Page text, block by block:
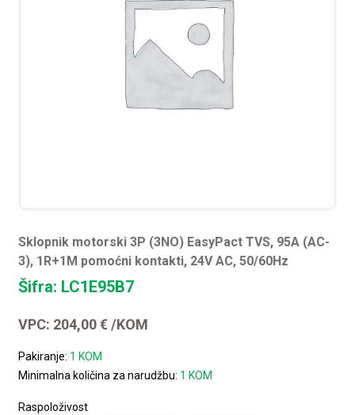
Sklopnik motorski 3P (3NO) EasyPact TVS, 95A (AC-
3), 1R+1M pomoćni kontakti, 24V AC, 50/60Hz
Šifra: LC1E95B7
VPC: 204,00€ /KOM
Pakiranje: 1 KOM
Minimalna količina za narudžbu: 1 KOM
Raspoloživost